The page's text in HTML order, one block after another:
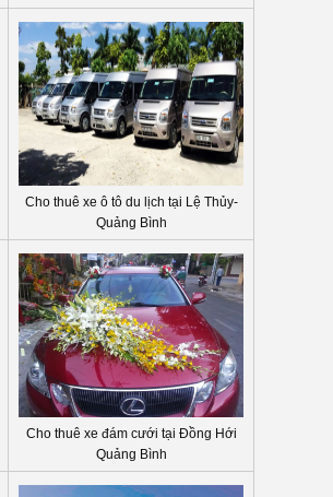
Cho thuê xe ô tô du lịch tại Lệ Thủy-
Quảng Bình
Cho thuê xe đám cưới tại Đồng Hới
Quảng Bình